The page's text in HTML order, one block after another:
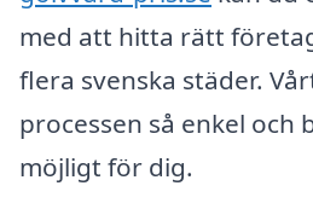
med att hitta rätt
flera svenska städer.
processen så enkel och
möjligt för dig.